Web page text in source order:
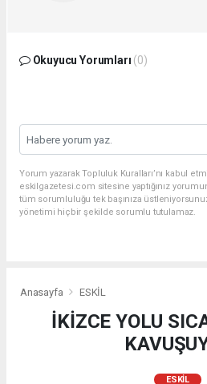
Okuyucu Yorumları (0)
Yorum yazarak Topluluk Kuralları’nı kabul
eskilgazetesi.com sitesine yaptığınız
tüm sorumluluğu tek başınıza
yönetimi hiçbir şekilde sorumlu tutulamaz.
Anasayfa ESKİL
İKİZCE YOLU
ESKİL